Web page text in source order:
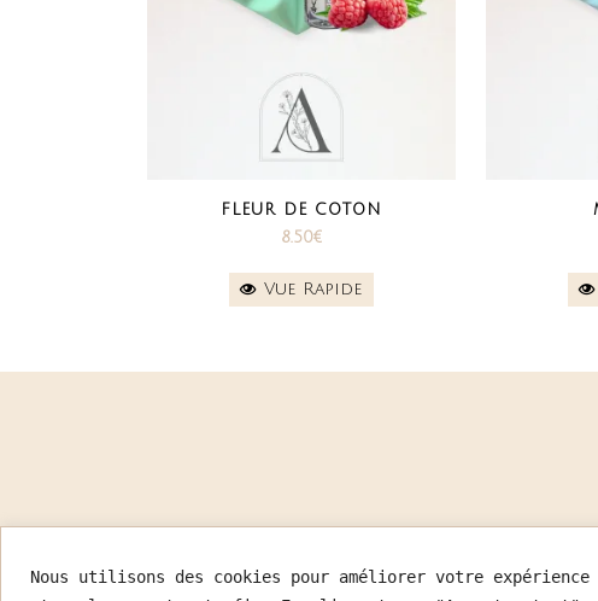
Nous utilisons des cookies pour améliorer votre
FLEUR DE COTON
8.50€
Vue Rapide